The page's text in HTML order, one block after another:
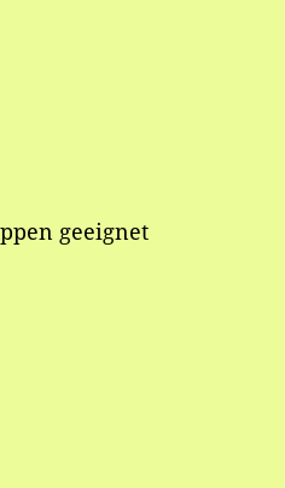
geeignet